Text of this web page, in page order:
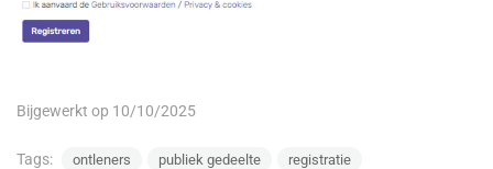
Bijgewerkt op 10/10/2025
Tags: ontleners publiek gedeelte registratie